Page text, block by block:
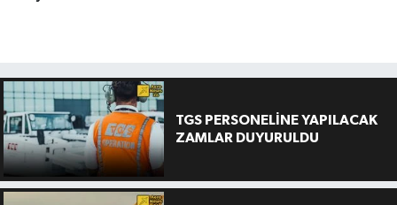
TGS PERSONELİNE YAPILACAK
ZAMLAR DUYURULDU